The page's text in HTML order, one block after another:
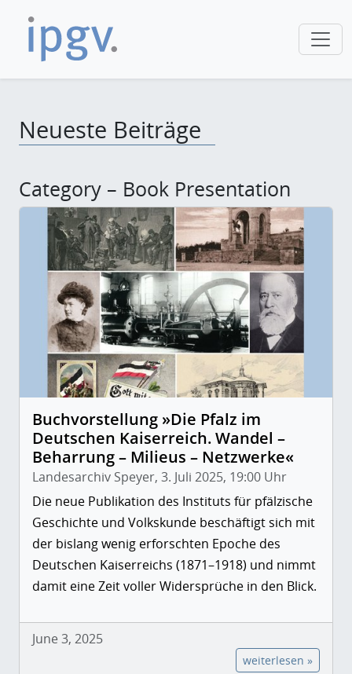
Neueste Beiträge
Category – Book Presentation
Buchvorstellung »Die Pfalz im
Deutschen Kaiserreich. Wandel –
Beharrung – Milieus – Netzwerke«
Landesarchiv Speyer, 3. Juli 2025, 19:00 Uhr
Die neue Publikation des Instituts für pfälzische
Geschichte und Volkskunde beschäftigt sich mit
der bislang wenig erforschten Epoche des
Deutschen Kaiserreichs (1871–1918) und nimmt
damit eine Zeit voller Widersprüche in den Blick.
June 3, 2025
weiterlesen »